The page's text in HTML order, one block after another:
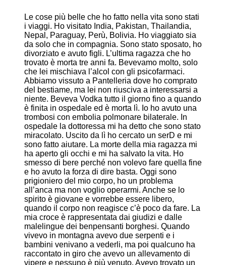
Le cose più belle che ho fatto nella vita sono stati
i viaggi. Ho visitato India, Pakistan, Thailandia,
Nepal, Paraguay, Perù, Bolivia. Ho viaggiato sia
da solo che in compagnia. Sono stato sposato, ho
divorziato e avuto figli. L’ultima ragazza che ho
trovato è morta tre anni fa. Bevevamo molto, solo
che lei mischiava l’alcol con gli psicofarmaci.
Abbiamo vissuto a Pantelleria dove ho comprato
del bestiame, ma lei non riusciva a interessarsi a
niente. Beveva Vodka tutto il giorno fino a quando
è finita in ospedale ed è morta lì. Io ho avuto una
trombosi con embolia polmonare bilaterale. In
ospedale la dottoressa mi ha detto che sono stato
miracolato. Uscito da lì ho cercato un serD e mi
sono fatto aiutare. La morte della mia ragazza mi
ha aperto gli occhi e mi ha salvato la vita. Ho
smesso di bere perché non volevo fare quella fine
e ho avuto la forza di dire basta. Oggi sono
prigioniero del mio corpo, ho un problema
all’anca ma non voglio operarmi. Anche se lo
spirito è giovane e vorrebbe essere libero,
quando il corpo non reagisce c’è poco da fare. La
mia croce è rappresentata dai giudizi e dalle
malelingue dei benpensanti borghesi. Quando
vivevo in montagna avevo due serpenti e i
bambini venivano a vederli, ma poi qualcuno ha
raccontato in giro che avevo un allevamento di
vipere e nessuno è più venuto. Avevo trovato un